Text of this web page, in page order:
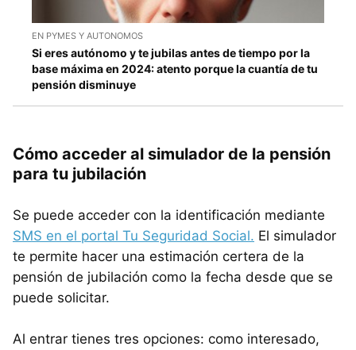
EN PYMES Y AUTONOMOS
Si eres autónomo y te jubilas antes de tiempo por la
base máxima en 2024: atento porque la cuantía de tu
pensión disminuye
Cómo acceder al simulador de la pensión
para tu jubilación
Se puede acceder con la identificación mediante
SMS en el portal Tu Seguridad Social. El simulador
te permite hacer una estimación certera de la
pensión de jubilación como la fecha desde que se
puede solicitar.
Al entrar tienes tres opciones: como interesado,